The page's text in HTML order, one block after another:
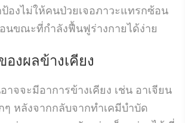
องไม่ให้คนป่วยเจอภาวะแทรกซ้อน
นขณะที่กำลังฟื้นฟูร่างกายได้ง่าย
องผลข้างเคียง
จจะมีอาการข้างเคียง เช่น อาเจียน
ๆ หลังจากกลับจากทำเคมีบำบัด